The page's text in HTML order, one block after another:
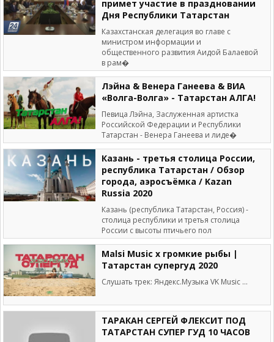
примет участие в праздновании
Дня Республики Татарстан
Казахстанская делегация во главе с
министром информации и
общественного развития Аидой Балаевой
в рам�
Лэйна & Венера Ганеева & ВИА
«Волга-Волга» - Татарстан АЛГА!
Певица Лэйна, Заслуженная артистка
Российской Федерации и Республики
Татарстан - Венера Ганеева и лиде�
Казань - третья столица России,
республика Татарстан / Обзор
города, аэросъёмка / Kazan
Russia 2020
Казань (республика Татарстан, Россия) -
столица республики и третья столица
России с высоты птичьего пол
Malsi Music x громкие рыбы |
Татарстан супергуд 2020
Слушать трек: Яндекс.Музыка VK Music ...
ТАРАКАН СЕРГЕЙ ФЛЕКСИТ ПОД
ТАТАРСТАН СУПЕР ГУД 10 ЧАСОВ